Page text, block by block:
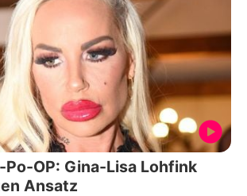
Po-OP: Gina-Lisa Lohfink
Ansatz